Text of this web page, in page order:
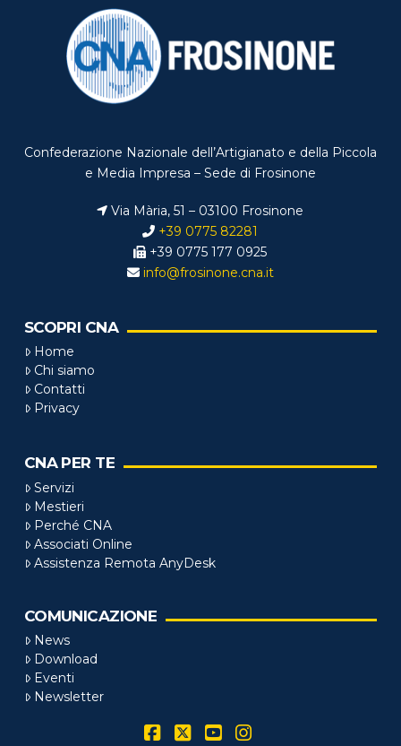
Confederazione Nazionale dell’Artigianato e della Piccola
e Media Impresa – Sede di Frosinone
Via Mària, 51 – 03100 Frosinone
+39 0775 82281
+39 0775 177 0925
info@frosinone.cna.it
SCOPRI CNA
Home
Chi siamo
Contatti
Privacy
CNA PER TE
Servizi
Mestieri
Perché CNA
Associati Online
Assistenza Remota AnyDesk
COMUNICAZIONE
News
Download
Eventi
Newsletter